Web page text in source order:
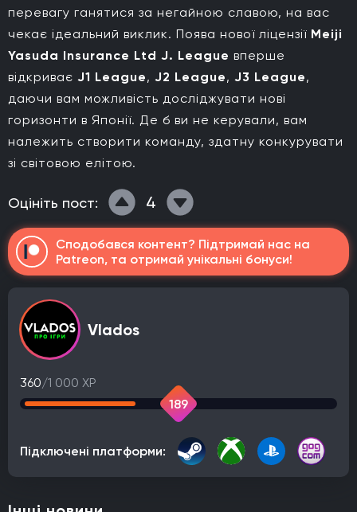
перевагу ганятися за негайною славою, на вас
чекає ідеальний виклик. Поява нової ліцензії Meiji
Yasuda Insurance Ltd J. League вперше
відкриває J1 League, J2 League, J3 League,
даючи вам можливість досліджувати нові
горизонти в Японії. Де б ви не керували, вам
належить створити команду, здатну конкурувати
зі світовою елітою.
Оцініть пост: 4
Сподобався контент? Підтримай нас на
Patreon, та отримай унікальні бонуси!
Vlados
360/1 000 XP
189
Підключені платформи: